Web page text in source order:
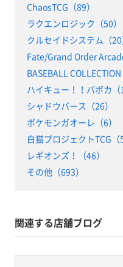
ChaosTCG（89）
ラクエンロジック（50）
クルセイドシステム（20
Fate/Grand Order
BASEBALL COLLECTION
ハイキュー！！バボカ（
シャドウバース（26）
ポケモンガオーレ（6）
白猫プロジェクトTCG（
レギオンズ！（46）
その他（693）
関連する店舗ブログ